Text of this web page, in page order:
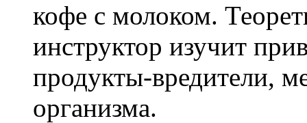
кофе с молоком.
инструктор изучит
продукты-вредители,
организма.